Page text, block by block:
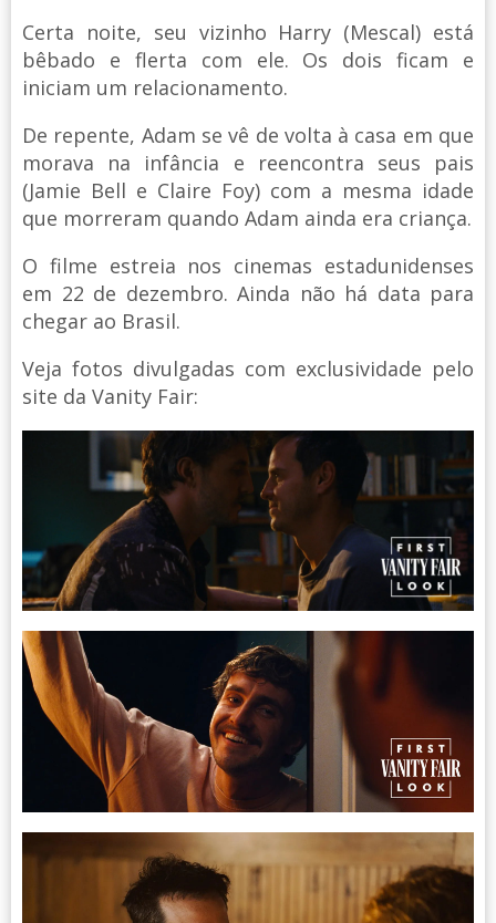
Certa noite, seu vizinho Harry (Mescal) está
bêbado e flerta com ele. Os dois ficam e
iniciam um relacionamento.
De repente, Adam se vê de volta à casa em que
morava na infância e reencontra seus pais
(Jamie Bell e Claire Foy) com a mesma idade
que morreram quando Adam ainda era criança.
O filme estreia nos cinemas estadunidenses
em 22 de dezembro. Ainda não há data para
chegar ao Brasil.
Veja fotos divulgadas com exclusividade pelo
site da Vanity Fair: